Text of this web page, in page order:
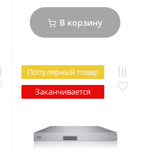
В корзину
Популярный товар
Заканчивается